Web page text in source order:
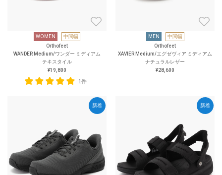
WOMEN
中間幅
Orthofeet
WANDER Medium/ワンダー ミディアム
テキスタイル
¥19,800
1件
MEN
中間幅
Orthofeet
XAVIER Medium/エグゼヴィア ミディアム
ナチュラルレザー
¥28,600
新着 新着